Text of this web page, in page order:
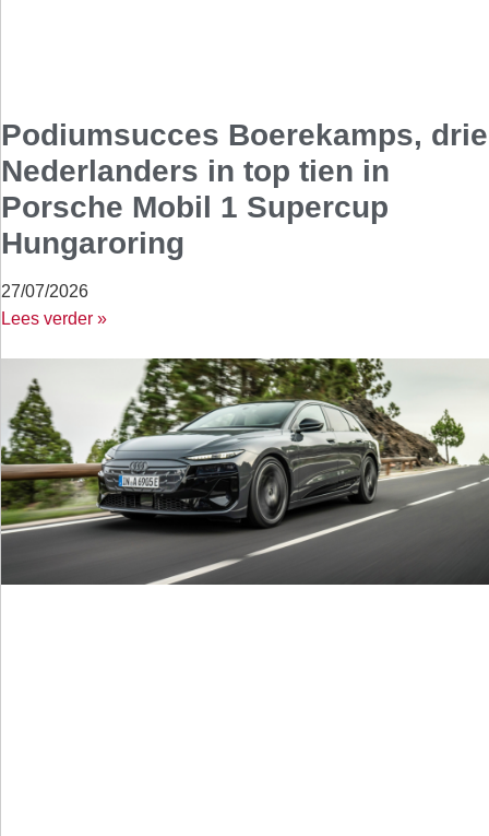
Podiumsucces Boerekamps, drie
Nederlanders in top tien in
Porsche Mobil 1 Supercup
Hungaroring
27/07/2026
Lees verder »